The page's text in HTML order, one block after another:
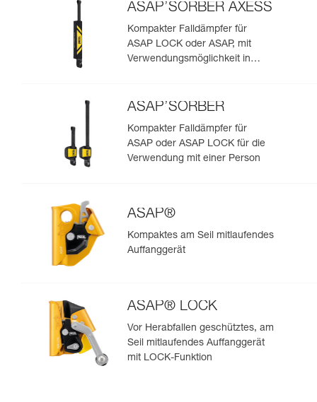
ASAP’SORBER AXESS
Kompakter Falldämpfer für
ASAP LOCK oder ASAP, mit
Verwendungsmöglichkeit in
ASAP’SORBER
Kompakter Falldämpfer für
ASAP oder ASAP LOCK für die
Verwendung mit einer Person
ASAP®
Kompaktes am Seil mitlaufendes
Auffanggerät
ASAP® LOCK
Vor Herabfallen geschütztes, am
Seil mitlaufendes Auffanggerät
mit LOCK-Funktion